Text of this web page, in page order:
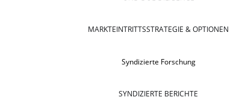
MARKTEINTRITTSSTRATEGIE & OPTIONEN
Syndizierte Forschung
SYNDIZIERTE BERICHTE